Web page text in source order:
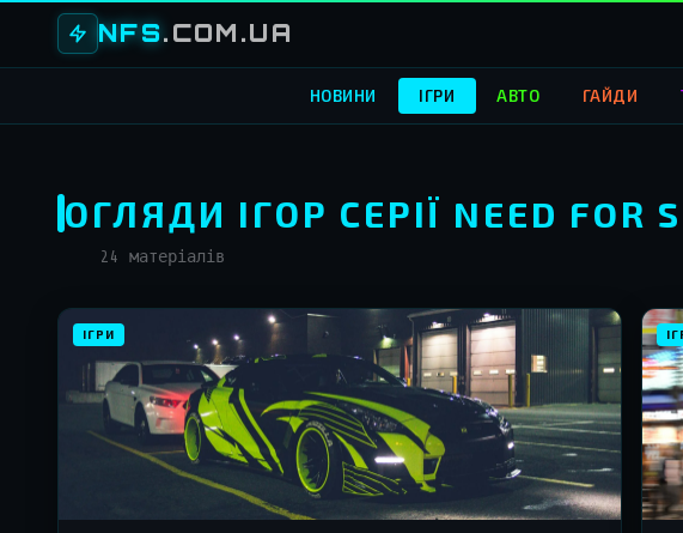
NFS.COM.UA
НОВИНИ ІГРИ АВТО ГАЙДИ
ОГЛЯДИ ІГОР СЕРІЇ NEED FOR
24 матеріалів
Матеріали
ІГРИ